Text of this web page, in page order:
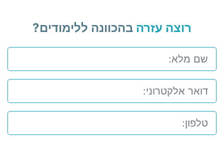
רוצה עזרה בהכוונה ללימודים?